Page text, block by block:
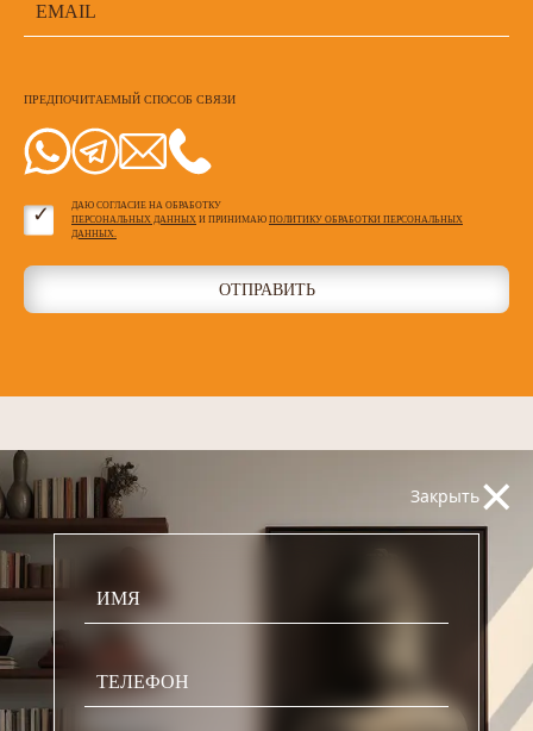
ПРЕДПОЧИТАЕМЫЙ СПОСОБ СВЯЗИ
ДАЮ СОГЛАСИЕ НА ОБРАБОТКУ
ПЕРСОНАЛЬНЫХ ДАННЫХ И ПРИНИМАЮ ПОЛИТИКУ ОБРАБОТКИ ПЕРСОНАЛЬНЫХ
ДАННЫХ.
ОТПРАВИТЬ
Закрыть×